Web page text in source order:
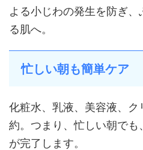
よる小じわの発生を防ぎ
る肌へ。
忙しい朝も簡単ケア
化粧水、乳液、美容液、ク
約。つまり、忙しい朝でも
が完了します。